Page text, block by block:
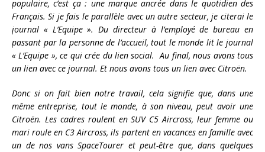
populaire, c’est ça : une marque ancrée dans le quotidien des
Français. Si je fais le parallèle avec un autre secteur, je citerai le
journal « L’Equipe ». Du directeur à l’employé de bureau en
passant par la personne de l’accueil, tout le monde lit le journal
« L’Equipe », ce qui crée du lien social. Au final, nous avons tous
un lien avec ce journal. Et nous avons tous un lien avec Citroën.
Donc si on fait bien notre travail, cela signifie que, dans une
même entreprise, tout le monde, à son niveau, peut avoir une
Citroën. Les cadres roulent en SUV C5 Aircross, leur femme ou
mari roule en C3 Aircross, ils partent en vacances en famille avec
un de nos vans SpaceTourer et peut-être que, dans quelques